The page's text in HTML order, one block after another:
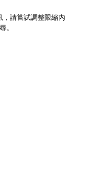
請嘗試調整限縮內
。